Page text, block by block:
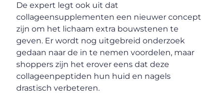
De expert legt ook uit dat
collageensupplementen een nieuwer concept
zijn om het lichaam extra bouwstenen te
geven. Er wordt nog uitgebreid onderzoek
gedaan naar de in te nemen voordelen, maar
shoppers zijn het erover eens dat deze
collageenpeptiden hun huid en nagels
drastisch verbeteren.